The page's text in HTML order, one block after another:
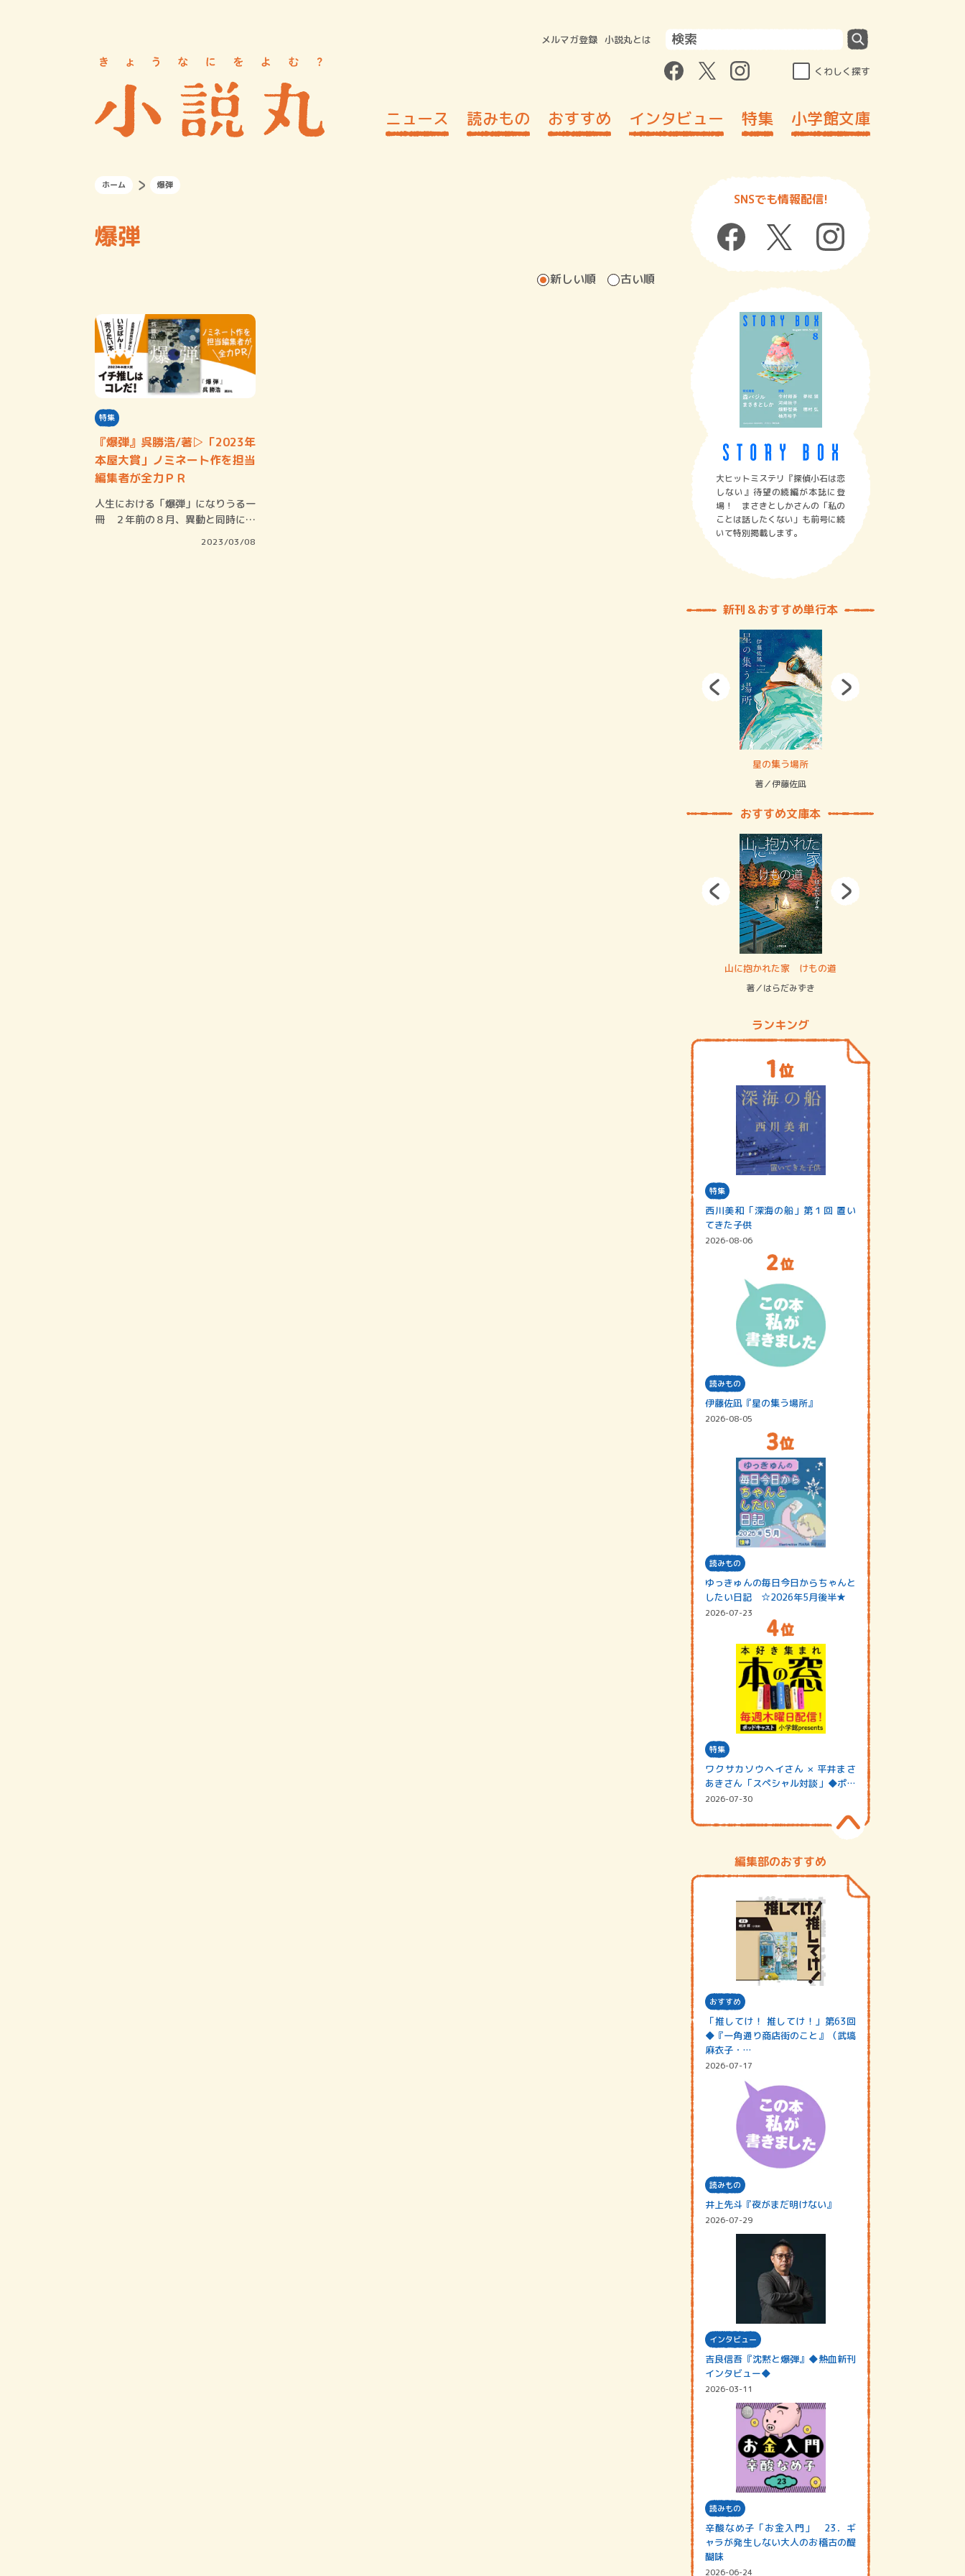
メルマガ登録 小説丸とは
くわしく探す
ニュース 読みもの おすすめ インタビュー 特集 小学館文庫
ホーム 爆弾
爆弾
新しい順 古い順
特集
『爆弾』呉勝浩/著▷「2023年
本屋大賞」ノミネート作を担当
編集者が全力ＰＲ
人生における「爆弾」になりうる一
冊 ２年前の８月、異動と同時に呉
2023/03/08
SNSでも情報配信!
大ヒットミステリ『探偵小石は恋
しない』待望の続編が本誌に登
場！ まさきとしかさんの「私の
ことは話したくない」も前号に続
いて特別掲載します。
新刊＆おすすめ単行本
星の集う場所
著／伊藤佐凪
おすすめ文庫本
山に抱かれた家 けもの道
著／はらだみずき
ランキング
特集
西川美和「深海の船」第１回 置い
てきた子供
2026-08-06
読みもの
伊藤佐凪『星の集う場所』
2026-08-05
読みもの
ゆっきゅんの毎日今日からちゃんと
したい日記 ☆2026年5月後半★
2026-07-23
特集
ワクサカソウヘイさん × 平井まさ
あきさん「スペシャル対談」◆ポッ
ドキャスト…
2026-07-30
編集部のおすすめ
おすすめ
「推してけ！ 推してけ！」第63回
◆『一角通り商店街のこと』（武塙
麻衣子・…
2026-07-17
読みもの
井上先斗『夜がまだ明けない』
2026-07-29
インタビュー
吉良信吾『沈黙と爆弾』◆熱血新刊
インタビュー◆
2026-03-11
読みもの
辛酸なめ子「お金入門」 23．ギ
ャラが発生しない大人のお稽古の醍
醐味
2026-06-24